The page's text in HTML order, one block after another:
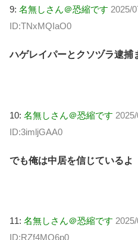
9: 名無しさん＠恐縮です 2025/
ID:TNxMQIaO0
ハゲレイパーとクソヅラ逮捕
10: 名無しさん＠恐縮です
ID:3imljGAA0
でも俺は中居を信じているよ
11: 名無しさん＠恐縮です
ID:RZf4MO6p0